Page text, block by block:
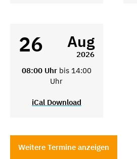
26 Aug
2026
08:00 Uhr bis 14:00
Uhr
iCal Download
Weitere Termine anzeigen